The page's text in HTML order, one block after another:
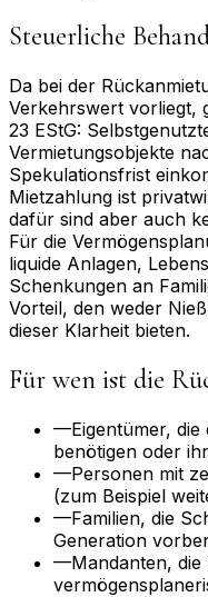
Steuerliche
Da bei der
Verkehrswert vorliegt,
23 EStG:
Vermietungsobjekte
Spekulationsfrist
Mietzahlung ist
dafür sind aber auch
Für die
liquide Anlagen,
Schenkungen an
Vorteil, den weder
dieser Klarheit bieten.
Für wen ist die
—Eigentümer,
benötigen oder
—Personen mit
(zum Beispiel
—Familien, die
Generation
—Mandanten,